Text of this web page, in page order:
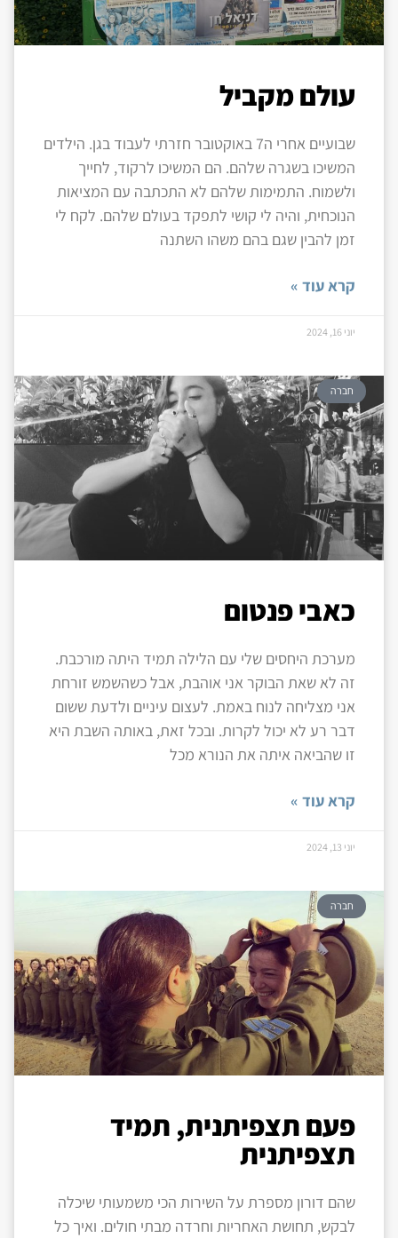
עולם מקביל
שבועיים אחרי ה7 באוקטובר חזרתי לעבוד בגן. הילדים
המשיכו בשגרה שלהם. הם המשיכו לרקוד, לחייך
ולשמוח. התמימות שלהם לא התכתבה עם המציאות
הנוכחית, והיה לי קושי לתפקד בעולם שלהם. לקח לי
זמן להבין שגם בהם משהו השתנה
קרא עוד »
יוני 16, 2024
חברה
כאבי פנטום
מערכת היחסים שלי עם הלילה תמיד היתה מורכבת.
זה לא שאת הבוקר אני אוהבת, אבל כשהשמש זורחת
אני מצליחה לנוח באמת. לעצום עיניים ולדעת ששום
דבר רע לא יכול לקרות. ובכל זאת, באותה השבת היא
זו שהביאה איתה את הנורא מכל
קרא עוד »
יוני 13, 2024
חברה
פעם תצפיתנית, תמיד
תצפיתנית
שהם דורון מספרת על השירות הכי משמעותי שיכלה
לבקש, תחושת האחריות וחרדה מבתי חולים. ואיך כל